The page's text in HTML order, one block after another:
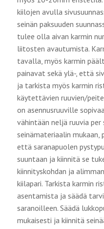
kiilojen avulla
seinän paksuuden
tulee olla aivan karmin
liitosten avautumista.
tavalla, myös karmin
painavat sekä ylä-, että
ja tarkista myös karmin
käytettävien ruuvien/
on asennusruuville
vähintään neljä ruuvia per
seinämateriaalin mukaan,
että saranapuolen
suuntaan ja kiinnitä se
kiinnityskohdan ja
kiilapari. Tarkista karmin
asentamista ja säädä
saranoilleen. Säädä
mukaisesti ja kiinnitä